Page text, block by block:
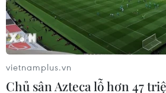
dục Quốc tế (IIE), số lượng du học
Hoa Kỳ tăng năm thứ 17 liên tiếp.
vietnamplus.vn
Chủ sân Azteca lỗ hơn 47